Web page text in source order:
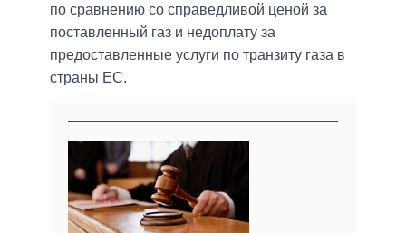
по сравнению со справедливой ценой за
поставленный газ и недоплату за
предоставленные услуги по транзиту газа в
страны ЕС.